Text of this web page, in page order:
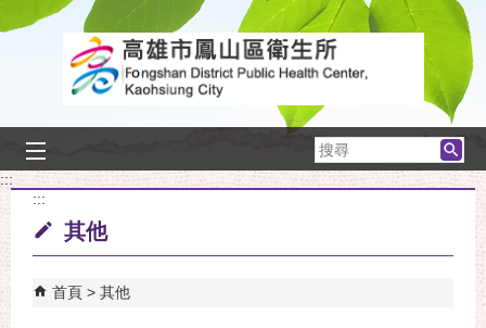
跳到主要內容區塊
搜
尋
:::
:::
其他
首頁 其他